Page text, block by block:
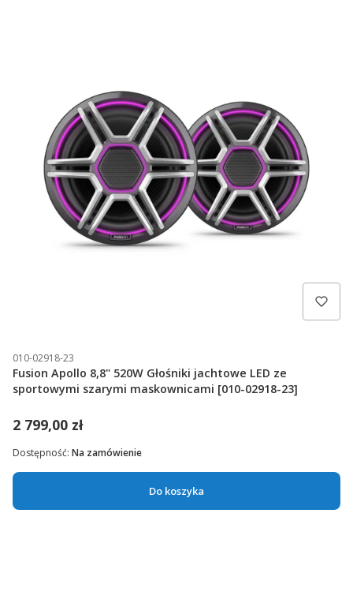
010-02918-23
Fusion Apollo 8,8" 520W Głośniki jachtowe LED ze
sportowymi szarymi maskownicami [010-02918-23]
2 799,00 zł
Do koszyka
Dostępność: Na zamówienie